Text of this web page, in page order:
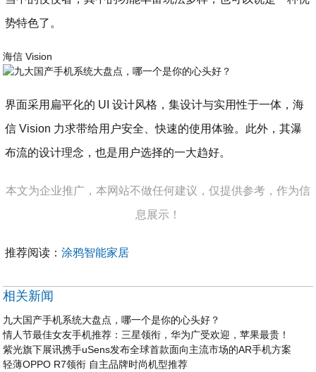
势特色了。
海信 Vision
界面采用扁平化的 UI 设计风格，集设计与实用性于一体，海
信 Vision 力求带给用户安全、快速的使用体验。此外，其瀑
布流的设计理念，也是用户选择的一大趋好。
本文为企业推广，本网站不做任何建议，仅提供参考，作为信
息展示！
推荐阅读：涂鸦智能家居
相关新闻
九大国产手机系统大盘点，哪一个是你的心头好？
情人节最佳女友手机推荐：三星领衔，华为广受欢迎，苹果最贵！
紫光旗下展讯携手uSens发布全球首款面向主流市场的AR手机方案
轻薄OPPO R7领衔 自主品牌时尚机型推荐